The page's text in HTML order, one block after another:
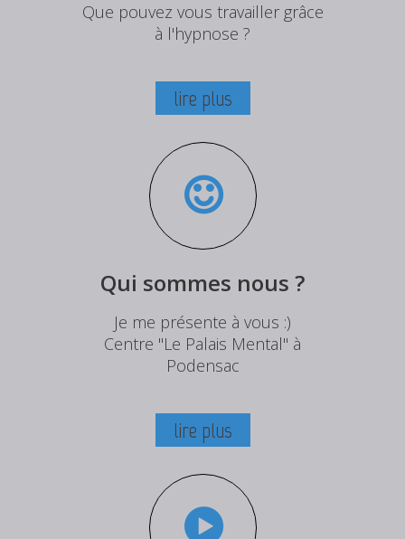
Que pouvez vous travailler grâce
à l'hypnose ?
lire plus
Qui sommes nous ?
Je me présente à vous :)
Centre "Le Palais Mental" à
Podensac
lire plus